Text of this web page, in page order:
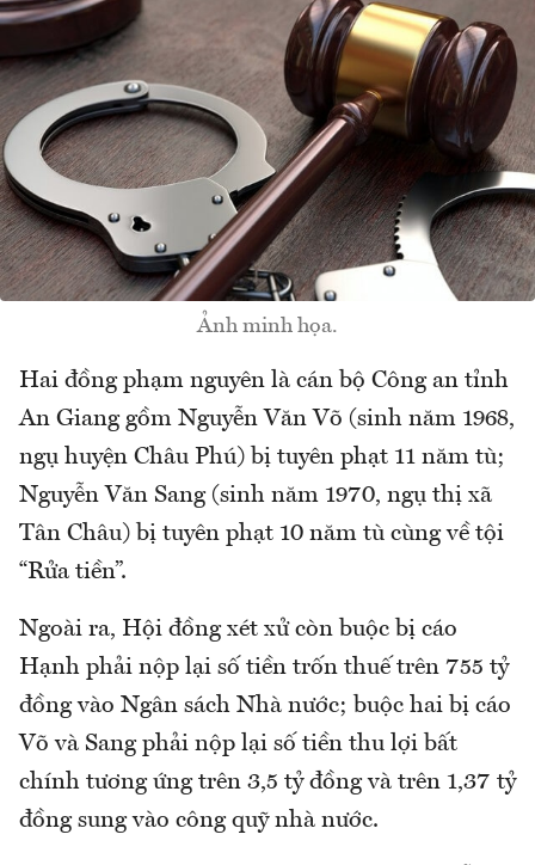
Ảnh minh họa.
Hai đồng phạm nguyên là cán bộ Công an tỉnh
An Giang gồm Nguyễn Văn Võ (sinh năm 1968,
ngụ huyện Châu Phú) bị tuyên phạt 11 năm tù;
Nguyễn Văn Sang (sinh năm 1970, ngụ thị xã
Tân Châu) bị tuyên phạt 10 năm tù cùng về tội
“Rửa tiền”.
Ngoài ra, Hội đồng xét xử còn buộc bị cáo
Hạnh phải nộp lại số tiền trốn thuế trên 755 tỷ
đồng vào Ngân sách Nhà nước; buộc hai bị cáo
Võ và Sang phải nộp lại số tiền thu lợi bất
chính tương ứng trên 3,5 tỷ đồng và trên 1,37 tỷ
đồng sung vào công quỹ nhà nước.